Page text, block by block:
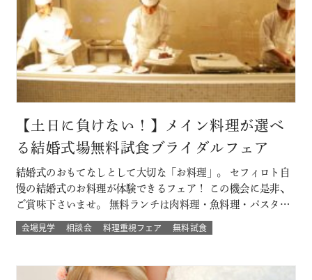
【土日に負けない！】メイン料理が選べ
る結婚式場無料試食ブライダルフェア
結婚式のおもてなしとして大切な「お料理」。 セフィロト自
慢の結婚式のお料理が体験できるフェア！ この機会に是非、
ご賞味下さいませ。 無料ランチは肉料理・魚料理・パスタか
らお選び頂けます。 平日開催なので土日とは違ってゆっくり
人気の結婚式演出体験や結婚式場の待合室などの付帯設備も
ったお料理」。 ぜひ一度試…
会場見学 相談会 料理重視フェア 無料試食